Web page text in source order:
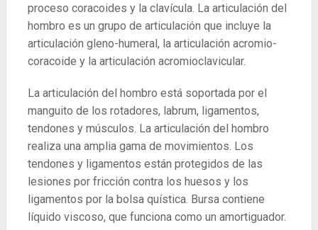
proceso coracoides y la clavícula. La articulación del
hombro es un grupo de articulación que incluye la
articulación gleno-humeral, la articulación acromio-
coracoide y la articulación acromioclavicular.
La articulación del hombro está soportada por el
manguito de los rotadores, labrum, ligamentos,
tendones y músculos. La articulación del hombro
realiza una amplia gama de movimientos. Los
tendones y ligamentos están protegidos de las
lesiones por fricción contra los huesos y los
ligamentos por la bolsa quística. Bursa contiene
líquido viscoso, que funciona como un amortiguador.